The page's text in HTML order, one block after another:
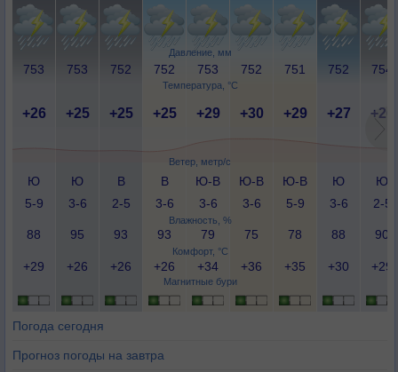
Давление, мм
Температура, °C
Ветер, метр/с
Влажность, %
Комфорт, °C
Магнитные бури
753 753 752 752 753 752 751 752 754
+26 +25 +25 +25 +29 +30 +29 +27 +26
Ю
5-9
Ю
3-6
В
2-5
В
3-6
Ю-В
3-6
Ю-В
3-6
Ю-В
5-9
Ю
3-6
Ю
2-5
88 95 93 93 79 75 78 88 90
+29 +26 +26 +26 +34 +36 +35 +30 +29
Погода сегодня
Прогноз погоды на завтра